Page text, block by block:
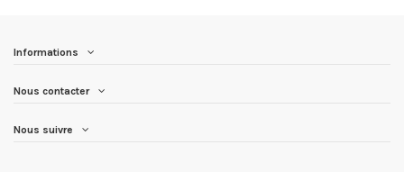
Informations
Nous contacter
Nous suivre